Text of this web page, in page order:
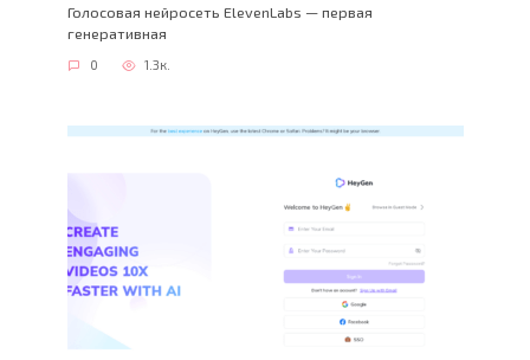
Голосовая нейросеть ElevenLabs — первая
генеративная
0 1.3к.